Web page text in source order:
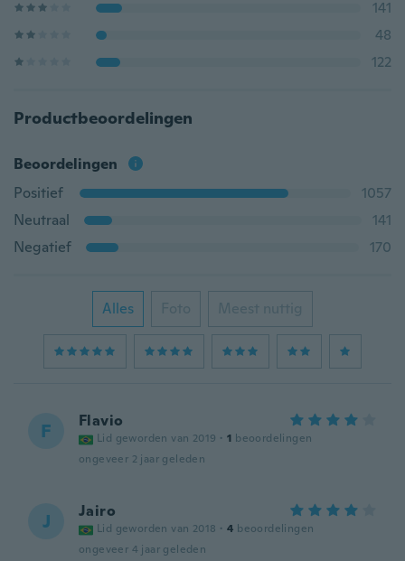
141
48
122
Productbeoordelingen
Beoordelingen
Positief
1057
Neutraal
141
Negatief
170
Alles Foto Meest nuttig
F Flavio
Lid geworden van 2019 · 1 beoordelingen
ongeveer 2 jaar geleden
J Jairo
Lid geworden van 2018 · 4 beoordelingen
ongeveer 4 jaar geleden